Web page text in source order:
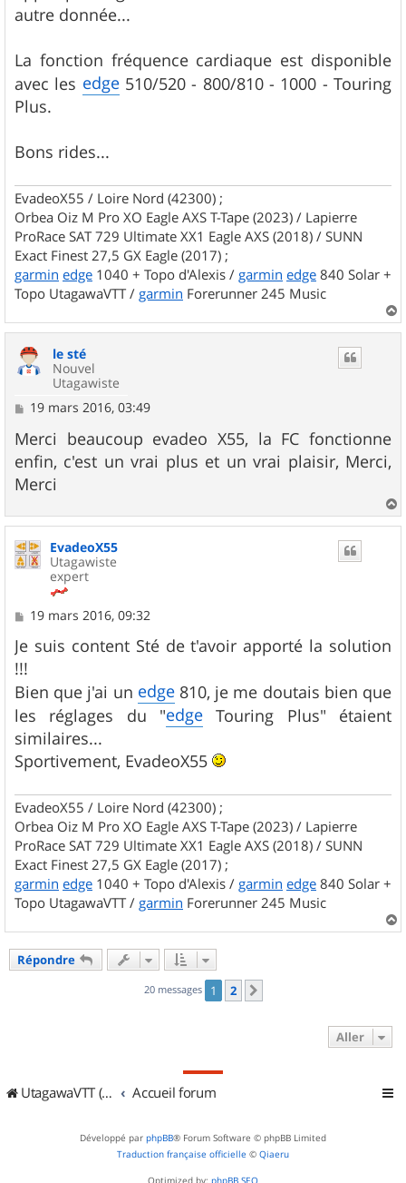
autre donnée...
La fonction fréquence cardiaque est disponible
avec les edge510/520 - 800/810 - 1000 - Touring
Plus.
Bons rides...
EvadeoX55 / Loire Nord (42300) ;
Orbea Oiz M Pro XO Eagle AXS T-Tape (2023) / Lapierre
ProRace SAT 729 Ultimate XX1 Eagle AXS (2018) / SUNN
Exact Finest 27,5 GX Eagle (2017) ;
garmin edge 1040 + Topo d'Alexis / garmin edge 840 Solar +
Topo UtagawaVTT / garmin Forerunner 245 Music
a
le sté
Nouvel
Utagawiste
M
s
s
a
g
e
19 mars 2016, 03:49
Merci beaucoup evadeo X55, la FC fonctionne
enfin, c'est un vrai plus et un vrai plaisir, Merci,
Merci
a
EvadeoX55
Utagawiste
expert
M
s
s
a
g
e
19 mars 2016, 09:32
Je suis content Sté de t'avoir apporté la solution
!!!
Bien que j'ai un edge810, je me doutais bien que
les réglages du "edge Touring Plus" étaient
similaires...
Sportivement, EvadeoX55
EvadeoX55 / Loire Nord (42300) ;
Orbea Oiz M Pro XO Eagle AXS T-Tape (2023) / Lapierre
ProRace SAT 729 Ultimate XX1 Eagle AXS (2018) / SUNN
Exact Finest 27,5 GX Eagle (2017) ;
garmin edge 1040 + Topo d'Alexis / garmin edge 840 Solar +
Topo UtagawaVTT / garmin Forerunner 245 Music
a
Répondre
20 messages 1 2
Aller
UtagawaVTT (Randos VTT et VTTAE avec traces GPS) Accueil forum
Développé par phpBB® Forum Software © phpBB Limited
Traduction française officielle © Qiaeru